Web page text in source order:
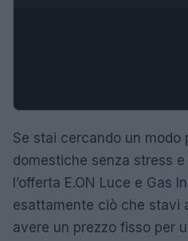
Se stai cercando un
domestiche senza stress
l’offerta E.ON Luce e Gas
esattamente ciò che stavi
avere un prezzo fisso per